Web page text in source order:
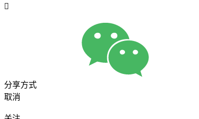

分享方式
取消